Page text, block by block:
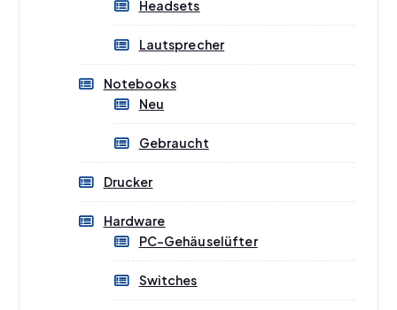
Headsets
Lautsprecher
Notebooks
Neu
Gebraucht
Drucker
Hardware
PC-Gehäuselüfter
Switches